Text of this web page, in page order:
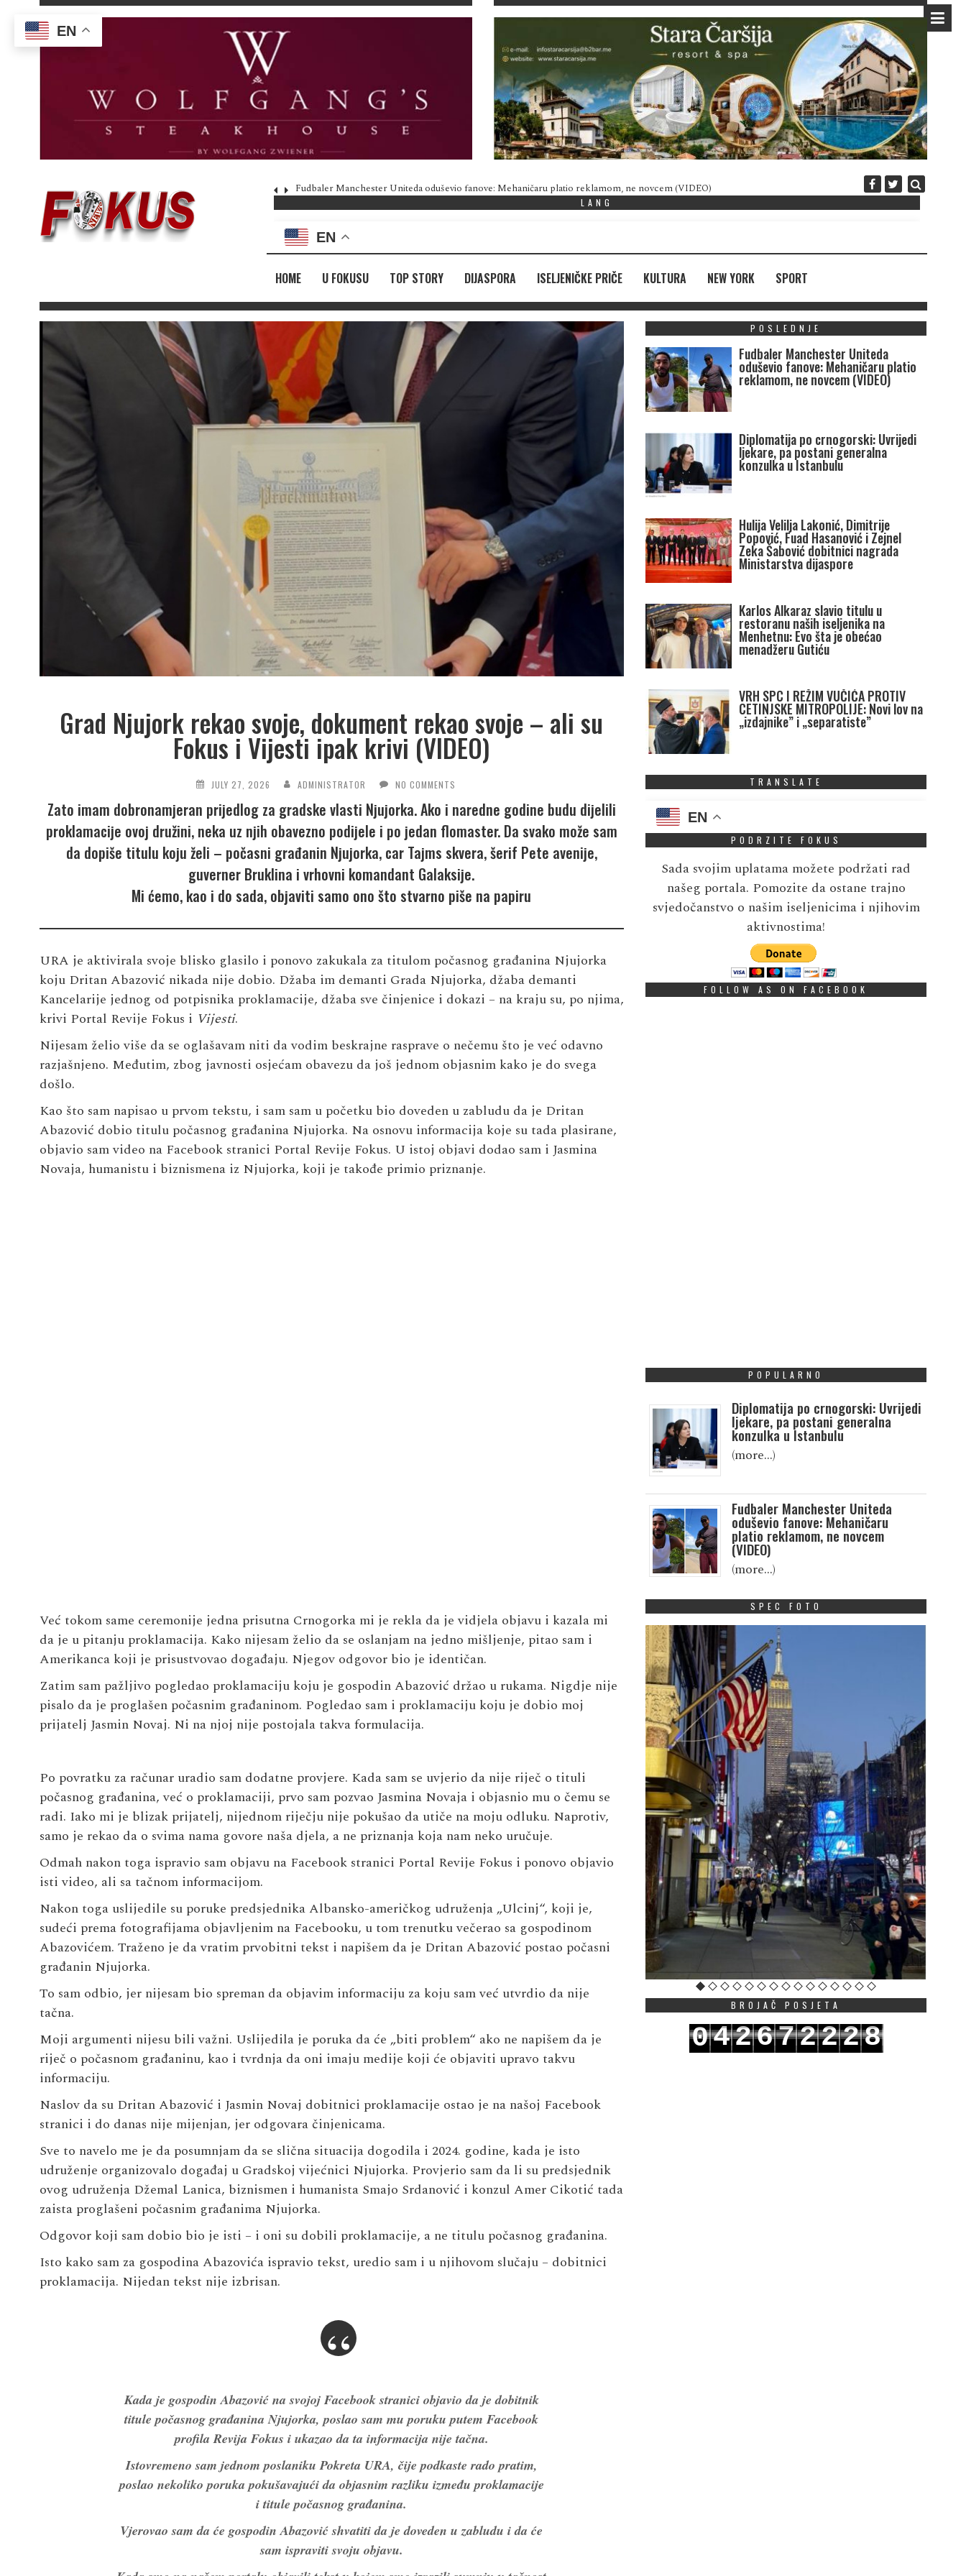
Fudbaler Manchester Uniteda oduševio fanove: Mehaničaru platio reklamom, ne novcem (VIDEO) Diplomatija po
LANG
EN
HOME U FOKUSU TOP STORY DIJASPORA ISELJENIČKE PRIČE KULTURA NEW YORK SPORT
Grad Njujork rekao svoje, dokument rekao svoje – ali su
Fokus i Vijesti ipak krivi (VIDEO)
JULY 27, 2026 ADMINISTRATOR NO COMMENTS
Zato imam dobronamjeran prijedlog za gradske vlasti Njujorka. Ako i naredne godine budu dijelili
proklamacije ovoj družini, neka uz njih obavezno podijele i po jedan flomaster. Da svako može sam
da dopiše titulu koju želi – počasni građanin Njujorka, car Tajms skvera, šerif Pete avenije,
guverner Bruklina i vrhovni komandant Galaksije.
Mi ćemo, kao i do sada, objaviti samo ono što stvarno piše na papiru
URA je aktivirala svoje blisko glasilo i ponovo zakukala za titulom počasnog građanina Njujorka
koju Dritan Abazović nikada nije dobio. Džaba im demanti Grada Njujorka, džaba demanti
Kancelarije jednog od potpisnika proklamacije, džaba sve činjenice i dokazi – na kraju su, po njima,
krivi Portal Revije Fokus i Vijesti.
Nijesam želio više da se oglašavam niti da vodim beskrajne rasprave o nečemu što je već odavno
razjašnjeno. Međutim, zbog javnosti osjećam obavezu da još jednom objasnim kako je do svega
došlo.
Kao što sam napisao u prvom tekstu, i sam sam u početku bio doveden u zabludu da je Dritan
Abazović dobio titulu počasnog građanina Njujorka. Na osnovu informacija koje su tada plasirane,
objavio sam video na Facebook stranici Portal Revije Fokus. U istoj objavi dodao sam i Jasmina
Novaja, humanistu i biznismena iz Njujorka, koji je takođe primio priznanje.
Već tokom same ceremonije jedna prisutna Crnogorka mi je rekla da je vidjela objavu i kazala mi
da je u pitanju proklamacija. Kako nijesam želio da se oslanjam na jedno mišljenje, pitao sam i
Amerikanca koji je prisustvovao događaju. Njegov odgovor bio je identičan.
Zatim sam pažljivo pogledao proklamaciju koju je gospodin Abazović držao u rukama. Nigdje nije
pisalo da je proglašen počasnim građaninom. Pogledao sam i proklamaciju koju je dobio moj
prijatelj Jasmin Novaj. Ni na njoj nije postojala takva formulacija.
Po povratku za računar uradio sam dodatne provjere. Kada sam se uvjerio da nije riječ o tituli
počasnog građanina, već o proklamaciji, prvo sam pozvao Jasmina Novaja i objasnio mu o čemu se
radi. Iako mi je blizak prijatelj, nijednom riječju nije pokušao da utiče na moju odluku. Naprotiv,
samo je rekao da o svima nama govore naša djela, a ne priznanja koja nam neko uručuje.
Odmah nakon toga ispravio sam objavu na Facebook stranici Portal Revije Fokus i ponovo objavio
isti video, ali sa tačnom informacijom.
Nakon toga uslijedile su poruke predsjednika Albansko-američkog udruženja „Ulcinj“, koji je,
sudeći prema fotografijama objavljenim na Facebooku, u tom trenutku večerao sa gospodinom
Abazovićem. Traženo je da vratim prvobitni tekst i napišem da je Dritan Abazović postao počasni
građanin Njujorka.
To sam odbio, jer nijesam bio spreman da objavim informaciju za koju sam već utvrdio da nije
tačna.
Moji argumenti nijesu bili važni. Uslijedila je poruka da će „biti problem“ ako ne napišem da je
riječ o počasnom građaninu, kao i tvrdnja da oni imaju medije koji će objaviti upravo takvu
informaciju.
Naslov da su Dritan Abazović i Jasmin Novaj dobitnici proklamacije ostao je na našoj Facebook
stranici i do danas nije mijenjan, jer odgovara činjenicama.
Sve to navelo me je da posumnjam da se slična situacija dogodila i 2024. godine, kada je isto
udruženje organizovalo događaj u Gradskoj vijećnici Njujorka. Provjerio sam da li su predsjednik
ovog udruženja Džemal Lanica, biznismen i humanista Smajo Srdanović i konzul Amer Cikotić tada
zaista proglašeni počasnim građanima Njujorka.
Odgovor koji sam dobio bio je isti – i oni su dobili proklamacije, a ne titulu počasnog građanina.
Isto kako sam za gospodina Abazovića ispravio tekst, uredio sam i u njihovom slučaju – dobitnici
proklamacija. Nijedan tekst nije izbrisan.
Kada je gospodin Abazović na svojoj Facebook stranici objavio da je dobitnik
titule počasnog građanina Njujorka, poslao sam mu poruku putem Facebook
profila Revija Fokus i ukazao da ta informacija nije tačna.
Istovremeno sam jednom poslaniku Pokreta URA, čije podkaste rado pratim,
poslao nekoliko poruka pokušavajući da objasnim razliku između proklamacije
i titule počasnog građanina.
Vjerovao sam da će gospodin Abazović shvatiti da je doveden u zabludu i da će
sam ispraviti svoju objavu.
POSLEDNJE
Fudbaler Manchester Uniteda
oduševio fanove: Mehaničaru platio
reklamom, ne novcem (VIDEO)
Diplomatija po crnogorski: Uvrijedi
ljekare, pa postani generalna
konzulka u Istanbulu
Hulija Velilja Lakonić, Dimitrije
Popović, Fuad Hasanović i Zejnel
Zeka Šabović dobitnici nagrada
Ministarstva dijaspore
Karlos Alkaraz slavio titulu u
restoranu naših iseljenika na
Menhetnu: Evo šta je obećao
menadžeru Gutiću
VRH SPC I REŽIM VUČIĆA PROTIV
CETINJSKE MITROPOLIJE: Novi lov na
„izdajnike” i „separatiste”
TRANSLATE
EN
PODRZITE FOKUS
Sada svojim uplatama možete podržati rad
našeg portala. Pomozite da ostane trajno
svjedočanstvo o našim iseljenicima i njihovim
aktivnostima!
FOLLOW AS ON FACEBOOK
POPULARNO
Diplomatija po crnogorski: Uvrijedi
ljekare, pa postani generalna
konzulka u Istanbulu
(more…)
Fudbaler Manchester Uniteda
oduševio fanove: Mehaničaru
platio reklamom, ne novcem
(VIDEO)
(more…)
SPEC FOTO
BROJAČ POSJETA
042672228
EN